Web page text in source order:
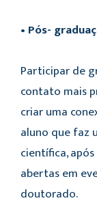
• Pós-
Participar de
contato mais
criar uma
aluno que faz
científica,
abertas em
doutorado.